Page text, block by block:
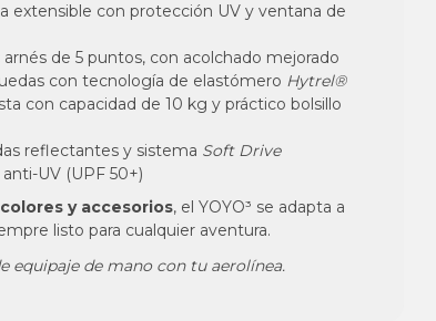
extensible con protección UV y ventana de
arnés de 5 puntos, con acolchado mejorado
con tecnología de elastómero Hytrel®
con capacidad de 10 kg y práctico bolsillo
reflectantes y sistema Soft Drive
anti-UV (UPF 50+)
y accesorios, el YOYO³ se adapta a
listo para cualquier aventura.
equipaje de mano con tu aerolínea.